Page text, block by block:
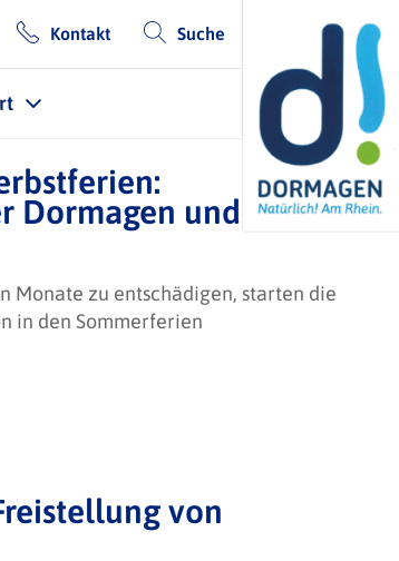
Kontakt Suche
Dormagen und SVGD
Monate zu entschädigen, starten die
in den Sommerferien
von